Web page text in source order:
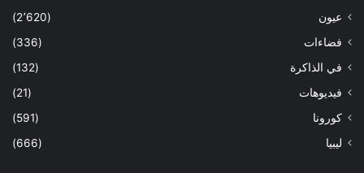
عيون
(2٬620)
فضاءات
(336)
في الذاكرة
(132)
فيديوهات
(21)
كورونا
(591)
ليبيا
(666)